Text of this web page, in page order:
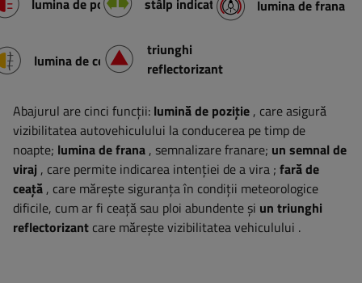
lumina de ceata
triunghi
reflectorizant
lumina de frana
Abajurul are cinci funcții: lumină de poziție , care asigură
vizibilitatea autovehiculului la conducerea pe timp de
noapte; lumina de frana , semnalizare franare; un semnal de
viraj , care permite indicarea intenției de a vira ; fară de
ceață , care mărește siguranța în condiții meteorologice
dificile, cum ar fi ceață sau ploi abundenteși un triunghi
reflectorizant care mărește vizibilitatea vehiculului .